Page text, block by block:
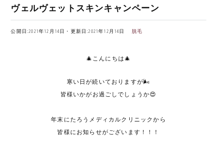
ヴェルヴェットスキンキャンペーン
公開日:2021年12月14日・更新日:2021年12月14日 脱毛
🎄こんにちは🎄
寒い日が続いておりますが🌬️
皆様いかがお過ごしでしょうか😍
年末にたろうメディカルクリニックから
皆様にお知らせがございます！！！